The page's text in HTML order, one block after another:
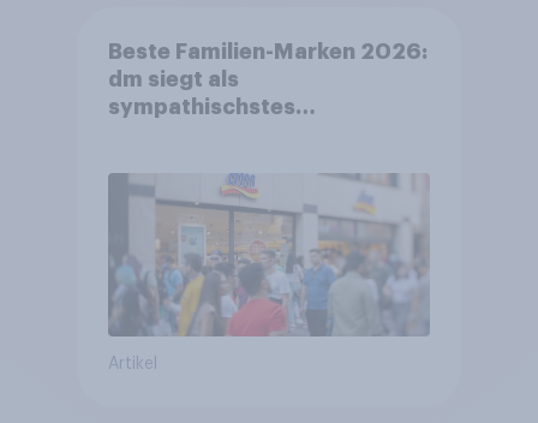
Beste Familien-Marken 2026:
dm siegt als
sympathischstes
Artikel